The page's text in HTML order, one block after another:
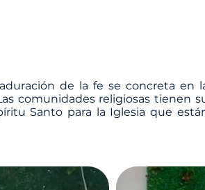
de la fe se concreta en
comunidades religiosas tienen
Santo para la Iglesia que